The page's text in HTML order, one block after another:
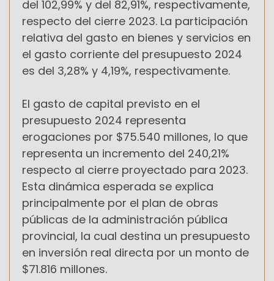
del 102,99% y del 82,91%, respectivamente,
respecto del cierre 2023. La participación
relativa del gasto en bienes y servicios en
el gasto corriente del presupuesto 2024
es del 3,28% y 4,19%, respectivamente.
El gasto de capital previsto en el
presupuesto 2024 representa
erogaciones por $75.540 millones, lo que
representa un incremento del 240,21%
respecto al cierre proyectado para 2023.
Esta dinámica esperada se explica
principalmente por el plan de obras
públicas de la administración pública
provincial, la cual destina un presupuesto
en inversión real directa por un monto de
$71.816 millones.